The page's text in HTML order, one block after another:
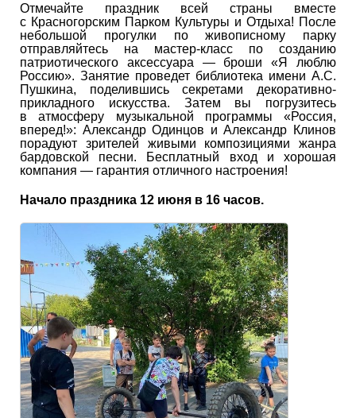
Отмечайте праздник всей страны вместе
с Красногорским Парком Культуры и Отдыха! После
небольшой прогулки по живописному парку
отправляйтесь на мастер-класс по созданию
патриотического аксессуара — броши «Я люблю
Россию». Занятие проведет библиотека имени А.С.
Пушкина, поделившись секретами декоративно-
прикладного искусства. Затем вы погрузитесь
в атмосферу музыкальной программы «Россия,
вперед!»: Александр Одинцов и Александр Клинов
порадуют зрителей живыми композициями жанра
бардовской песни. Бесплатный вход и хорошая
компания — гарантия отличного настроения!
Начало праздника 12 июня в 16 часов.